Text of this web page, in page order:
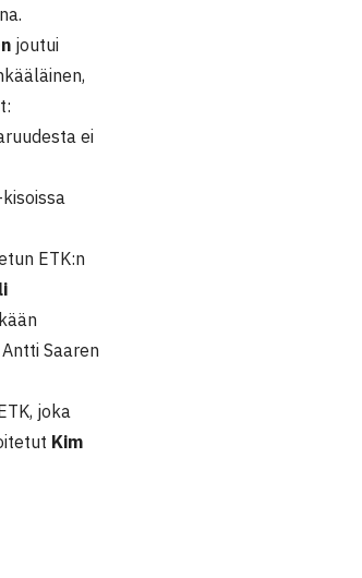
joutui
ei
ETK:n
Saaren
joka
Kim